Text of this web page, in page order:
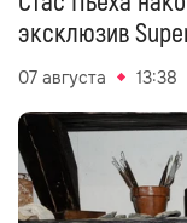
эксклюзив
07 августа 13:38